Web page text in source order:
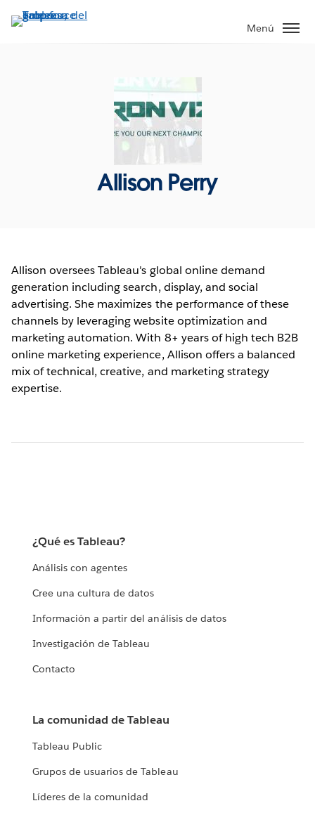
Menú
Allison Perry
Allison oversees Tableau's global online demand
generation including search, display, and social
advertising. She maximizes the performance of these
channels by leveraging website optimization and
marketing automation. With 8+ years of high tech B2B
online marketing experience, Allison offers a balanced
mix of technical, creative, and marketing strategy
expertise.
¿Qué es Tableau?
Análisis con agentes
Cree una cultura de datos
Información a partir del análisis de datos
Investigación de Tableau
Contacto
La comunidad de Tableau
Tableau Public
Grupos de usuarios de Tableau
Líderes de la comunidad